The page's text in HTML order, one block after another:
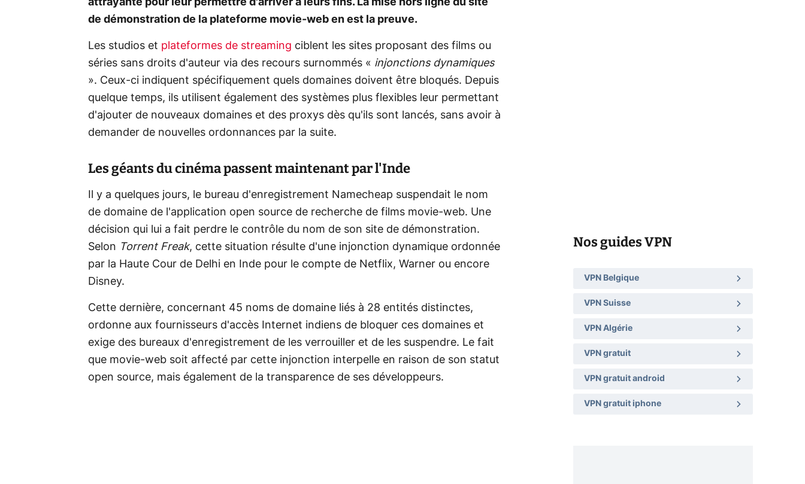
attrayante pour leur permettre d'arriver à leurs fins. La mise hors ligne du site
de démonstration de la plateforme movie-web en est la preuve.
Les studios et plateformes de streaming ciblent les sites proposant des films ou
séries sans droits d'auteur via des recours surnommés « injonctions dynamiques
». Ceux-ci indiquent spécifiquement quels domaines doivent être bloqués. Depuis
quelque temps, ils utilisent également des systèmes plus flexibles leur permettant
d'ajouter de nouveaux domaines et des proxys dès qu'ils sont lancés, sans avoir à
demander de nouvelles ordonnances par la suite.
Les géants du cinéma passent maintenant par l'Inde
Il y a quelques jours, le bureau d'enregistrement Namecheap suspendait le nom
de domaine de l'application open source de recherche de films movie-web. Une
décision qui lui a fait perdre le contrôle du nom de son site de démonstration.
Selon Torrent Freak, cette situation résulte d'une injonction dynamique ordonnée
par la Haute Cour de Delhi en Inde pour le compte de Netflix, Warner ou encore
Disney.
Cette dernière, concernant 45 noms de domaine liés à 28 entités distinctes,
ordonne aux fournisseurs d'accès Internet indiens de bloquer ces domaines et
exige des bureaux d'enregistrement de les verrouiller et de les suspendre. Le fait
que movie-web soit affecté par cette injonction interpelle en raison de son statut
open source, mais également de la transparence de ses développeurs.
Nos guides VPN
VPN Belgique
VPN Suisse
VPN Algérie
VPN gratuit
VPN gratuit android
VPN gratuit iphone